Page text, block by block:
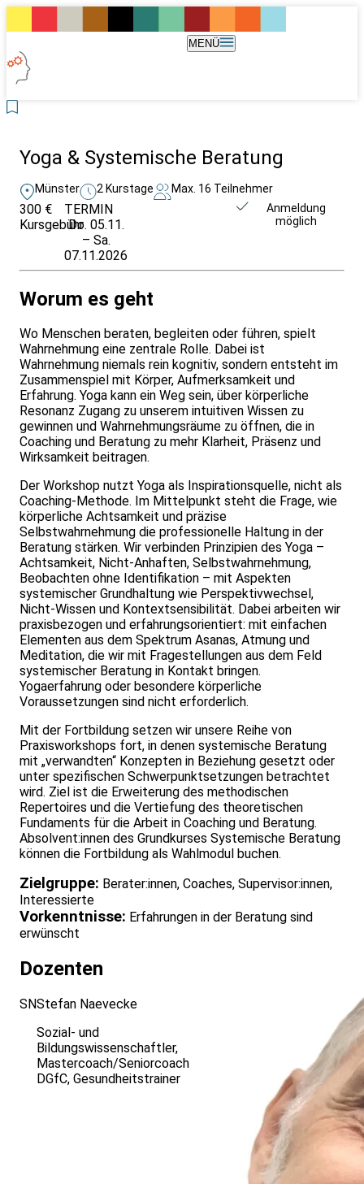
MENÜ
Yoga & Systemische Beratung
Münster 2 Kurstage Max. 16 Teilnehmer
300 €
Kursgebühr
TERMIN
Do. 05.11.
– Sa.
07.11.2026
Anmeldung
möglich
Worum es geht
Wo Menschen beraten, begleiten oder führen, spielt
Wahrnehmung eine zentrale Rolle. Dabei ist
Wahrnehmung niemals rein kognitiv, sondern entsteht im
Zusammenspiel mit Körper, Aufmerksamkeit und
Erfahrung. Yoga kann ein Weg sein, über körperliche
Resonanz Zugang zu unserem intuitiven Wissen zu
gewinnen und Wahrnehmungsräume zu öffnen, die in
Coaching und Beratung zu mehr Klarheit, Präsenz und
Wirksamkeit beitragen.
Der Workshop nutzt Yoga als Inspirationsquelle, nicht als
Coaching‑Methode. Im Mittelpunkt steht die Frage, wie
körperliche Achtsamkeit und präzise
Selbstwahrnehmung die professionelle Haltung in der
Beratung stärken. Wir verbinden Prinzipien des Yoga –
Achtsamkeit, Nicht‑Anhaften, Selbstwahrnehmung,
Beobachten ohne Identifikation – mit Aspekten
systemischer Grundhaltung wie Perspektivwechsel,
Nicht-Wissen und Kontextsensibilität. Dabei arbeiten wir
praxisbezogen und erfahrungsorientiert: mit einfachen
Elementen aus dem Spektrum Asanas, Atmung und
Meditation, die wir mit Fragestellungen aus dem Feld
systemischer Beratung in Kontakt bringen.
Yogaerfahrung oder besondere körperliche
Voraussetzungen sind nicht erforderlich.
Mit der Fortbildung setzen wir unsere Reihe von
Praxisworkshops fort, in denen systemische Beratung
mit „verwandten“ Konzepten in Beziehung gesetzt oder
unter spezifischen Schwerpunktsetzungen betrachtet
wird. Ziel ist die Erweiterung des methodischen
Repertoires und die Vertiefung des theoretischen
Fundaments für die Arbeit in Coaching und Beratung.
Absolvent:innen des Grundkurses Systemische Beratung
können die Fortbildung als Wahlmodul buchen.
Zielgruppe: Berater:innen, Coaches, Supervisor:innen,
Interessierte
Vorkenntnisse: Erfahrungen in der Beratung sind
erwünscht
Dozenten
SNStefan Naevecke
Sozial- und
Bildungswissenschaftler,
Mastercoach/Seniorcoach
DGfC, Gesundheitstrainer